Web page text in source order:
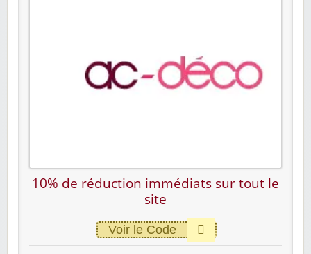
10% de réduction immédiats sur tout le
site
Voir le Code